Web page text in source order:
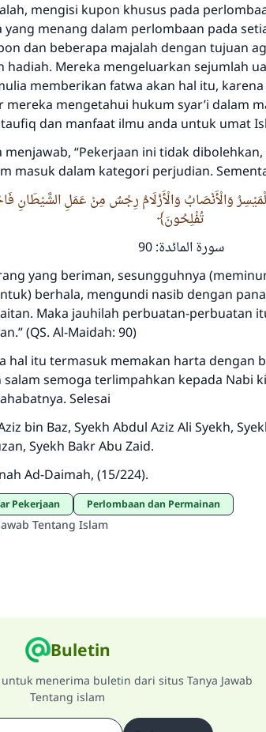
mengisi kupon khusus pada
yang menang dalam perlombaan pada
dan beberapa majalah dengan tujuan
hadiah. Mereka mengeluarkan sejumlah
memberikan fatwa akan hal itu,
mereka mengetahui hukum syar’i dalam
dan manfaat ilmu anda untuk umat
menjawab, “Pekerjaan ini tidak
masuk dalam kategori perjudian.
وَالْمَيْسِرُ وَالْأَنْصَابُ وَالْأَزْلَامُ رِجْسٌ مِنْ عَمَلِ الشَّيْطَانِ
تُفْلِحُونَ
سورة المائدة: 90
yang beriman, sesungguhnya
berhala, mengundi nasib dengan
Maka jauhilah perbuatan-perbuatan
(QS. Al-Maidah: 90)
hal itu termasuk memakan harta dengan
salam semoga terlimpahkan kepada Nabi
Selesai
bin Baz, Syekh Abdul Aziz Ali Syekh,
Syekh Bakr Abu Zaid.
Ad-Daimah, (15/224).
Pekerjaan Perlombaan dan Permainan
Tentang Islam
Buletin
menerima buletin dari situs Tanya Jawab
Tentang islam